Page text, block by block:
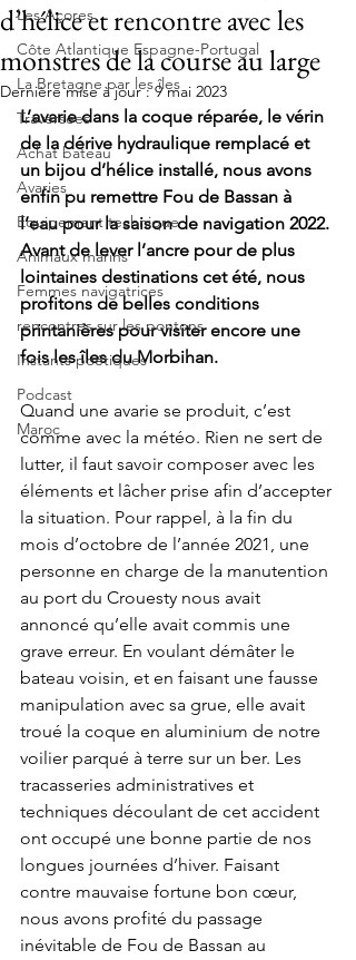
Les Açores
Côte Atlantique Espagne-Portugal
La Bretagne par les îles
Traversées
Achat bateau
Avaries
Equipement technique
Animaux marins
Femmes navigatrices
rencontres sur les pontons
Instants poétiques
Podcast
Maroc
d’hélice et rencontre avec les
monstres de la course au large
Dernière mise à jour :9 mai 2023
L’avarie dans la coque réparée, le vérin
de la dérive hydraulique remplacé et
un bijou d’hélice installé, nous avons
enfin pu remettre Fou de Bassan à
l’eau pour la saison de navigation 2022.
Avant de lever l’ancre pour de plus
lointaines destinations cet été, nous
profitons de belles conditions
printanières pour visiter encore une
fois les îles du Morbihan.
Quand une avarie se produit, c’est
comme avec la météo. Rien ne sert de
lutter, il faut savoir composer avec les
éléments et lâcher prise afin d’accepter
la situation. Pour rappel, à la fin du
mois d’octobre de l’année 2021, une
personne en charge de la manutention
au port du Crouesty nous avait
annoncé qu’elle avait commis une
grave erreur. En voulant démâter le
bateau voisin, et en faisant une fausse
manipulation avec sa grue, elle avait
troué la coque en aluminium de notre
voilier parqué à terre sur un ber. Les
tracasseries administratives et
techniques découlant de cet accident
ont occupé une bonne partie de nos
longues journées d’hiver. Faisant
contre mauvaise fortune bon cœur,
nous avons profité du passage
inévitable de Fou de Bassan au